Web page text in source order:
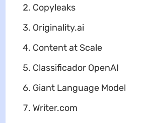
Copyleaks
Originality.ai
Content at Scale
Classificador OpenAI
Giant Language Model
Writer.com